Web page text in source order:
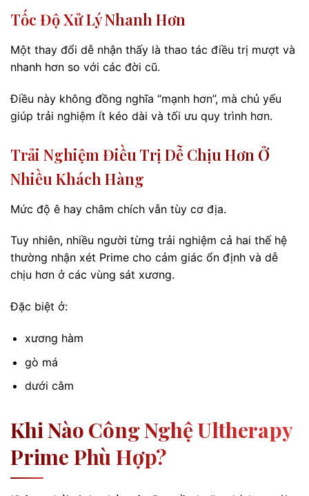
Tốc Độ Xử Lý Nhanh Hơn
Một thay đổi dễ nhận thấy là thao tác điều trị mượt và
nhanh hơn so với các đời cũ.
Điều này không đồng nghĩa “mạnh hơn”, mà chủ yếu
giúp trải nghiệm ít kéo dài và tối ưu quy trình hơn.
Trải Nghiệm Điều Trị Dễ Chịu Hơn Ở
Nhiều Khách Hàng
Mức độ ê hay châm chích vẫn tùy cơ địa.
Tuy nhiên, nhiều người từng trải nghiệm cả hai thế hệ
thường nhận xét Prime cho cảm giác ổn định và dễ
chịu hơn ở các vùng sát xương.
Đặc biệt ở:
xương hàm
gò má
dưới cằm
Khi Nào Công Nghệ Ultherapy
Prime Phù Hợp?